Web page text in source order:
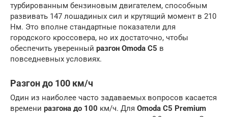
турбированным бензиновым двигателем, способным
развивать 147 лошадиных сил и крутящий момент в 210
Нм. Это вполне стандартные показатели для
городского кроссовера, но их достаточно, чтобы
обеспечить уверенный разгон Omoda C5 в
повседневных условиях.
Разгон до 100 км/ч
Один из наиболее часто задаваемых вопросов касается
времени разгона до 100 км/ч. Для Omoda C5 Premium